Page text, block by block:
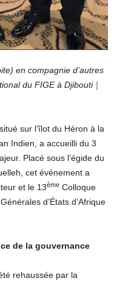
en compagnie d’autres
du FIGE à Djibouti｜
sur l’îlot du Héron à la
Indien, a accueilli du 3
Placé sous l’égide du
cet événement a
et le 13ème Colloque
d’États d’Afrique
de la gouvernance
rehaussée par la